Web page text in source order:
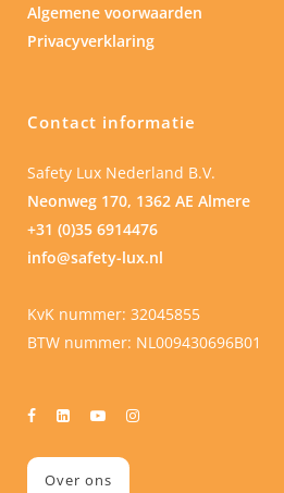
Algemene voorwaarden
Privacyverklaring
Contact informatie
Safety Lux Nederland B.V.
Neonweg 170, 1362 AE Almere
+31 (0)35 6914476
info@safety-lux.nl
KvK nummer: 32045855
BTW nummer: NL009430696B01
Over ons